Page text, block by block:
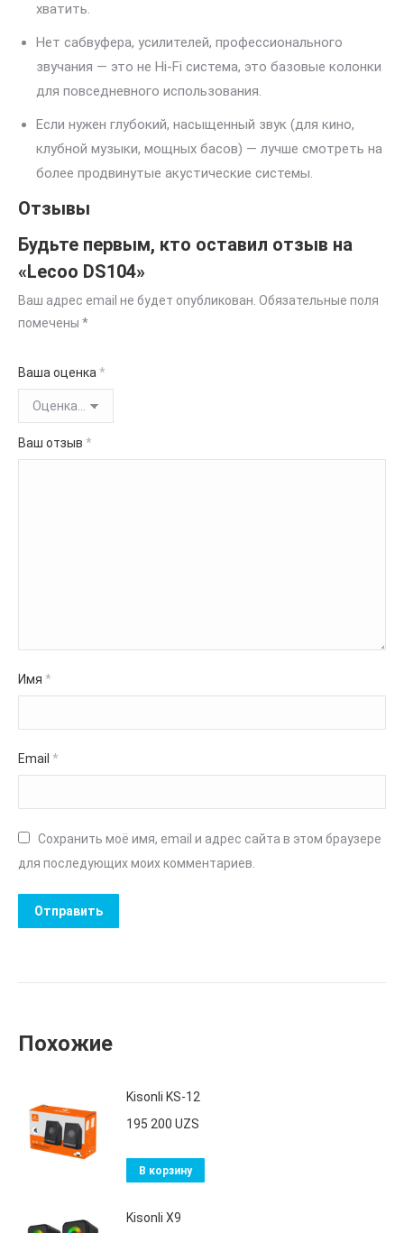
хватить.
Нет сабвуфера, усилителей, профессионального
звучания — это не Hi-Fi система, это базовые колонки
для повседневного использования.
Если нужен глубокий, насыщенный звук (для кино,
клубной музыки, мощных басов) — лучше смотреть на
более продвинутые акустические системы.
Отзывы
Будьте первым, кто оставил отзыв на
«Lecoo DS104»
Ваш адрес email не будет опубликован. Обязательные поля
помечены *
Ваша оценка *
Ваш отзыв *
Имя *
Email *
Сохранить моё имя, email и адрес сайта в этом браузере
для последующих моих комментариев.
Похожие
Kisonli KS-12
195 200 UZS
В корзину
Kisonli X9